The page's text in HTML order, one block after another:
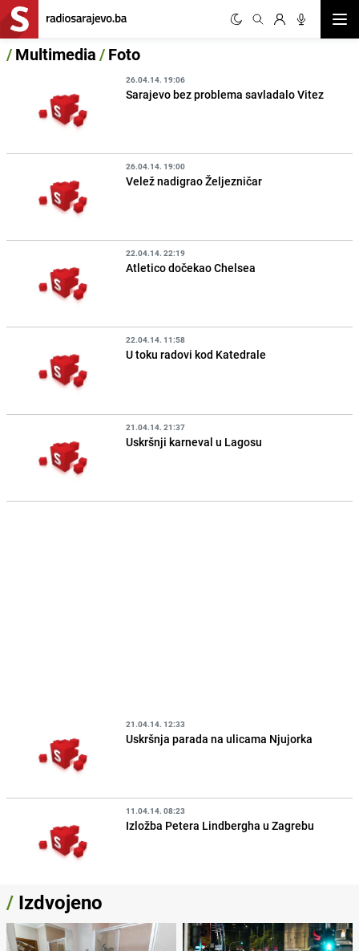
/Multimedia/Foto
26.04.14. 19:06
Sarajevo bez problema savladalo Vitez
26.04.14. 19:00
Velež nadigrao Željezničar
22.04.14. 22:19
Atletico dočekao Chelsea
22.04.14. 11:58
U toku radovi kod Katedrale
21.04.14. 21:37
Uskršnji karneval u Lagosu
21.04.14. 12:33
Uskršnja parada na ulicama Njujorka
11.04.14. 08:23
Izložba Petera Lindbergha u Zagrebu
/ Izdvojeno